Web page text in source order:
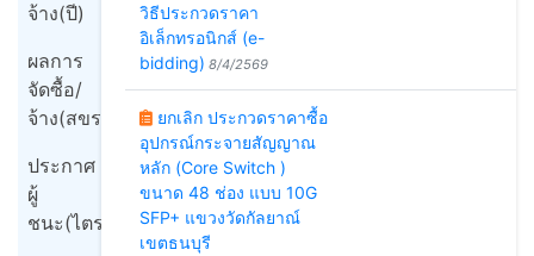
จ้าง(ปี)
ผลการ
จัดซื้อ/
จ้าง(สขร1)
ประกาศ
ผู้
ชนะ(ไตรมาส)
วิธีประกวดราคา
อิเล็กทรอนิกส์ (e-
bidding) 8/4/2569
ยกเลิก ประกวดราคาซื้อ
อุปกรณ์กระจายสัญญาณ
หลัก (Core Switch )
ขนาด 48 ช่อง แบบ 10G
SFP+ แขวงวัดกัลยาณ์
เขตธนบุรี